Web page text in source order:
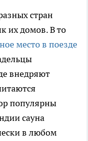
стран
их домов. В то
место в поезде
внедряют
популярны
сауна
в любом